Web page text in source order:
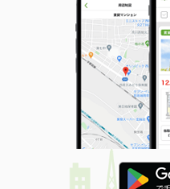
香川県高松市三谷町
価 格
5万
住 所
香川
専有面積
間取り
香川県高松市林町
価 格